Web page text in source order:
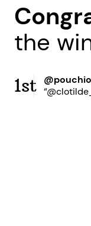
the
1st